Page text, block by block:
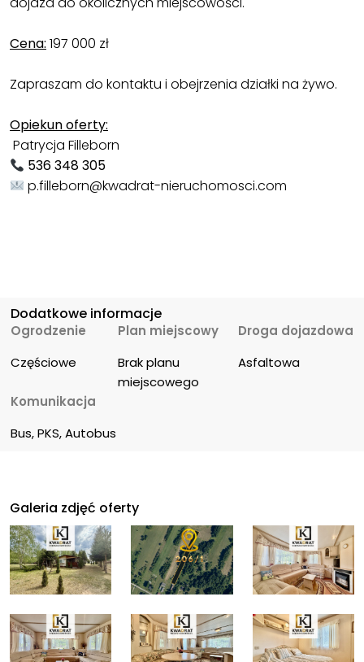
Cena: 197 000 zł
Zapraszam do kontaktu i obejrzenia działki na żywo.
Opiekun oferty:
Patrycja Filleborn
536 348 305
p.filleborn@kwadrat-nieruchomosci.com
Dodatkowe informacje
Ogrodzenie
Częściowe
Plan miejscowy
Brak planu
miejscowego
Droga dojazdowa
Asfaltowa
Komunikacja
Bus, PKS, Autobus
Galeria zdjęć oferty